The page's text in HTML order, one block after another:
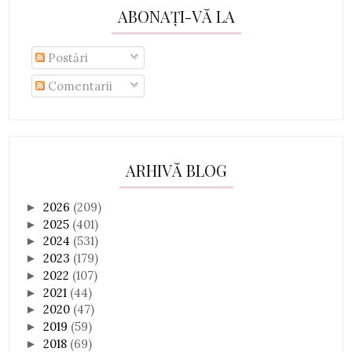
ABONAȚI-VĂ LA
Postări
Comentarii
ARHIVĂ BLOG
►2026 (209)
►2025 (401)
►2024 (531)
►2023 (179)
►2022 (107)
►2021 (44)
►2020 (47)
►2019 (59)
►2018 (69)